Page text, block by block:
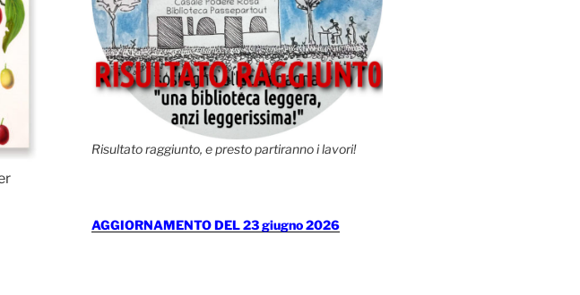
Risultato raggiunto, e presto partiranno i lavori!
AGGIORNAMENTO DEL 23 giugno 2026